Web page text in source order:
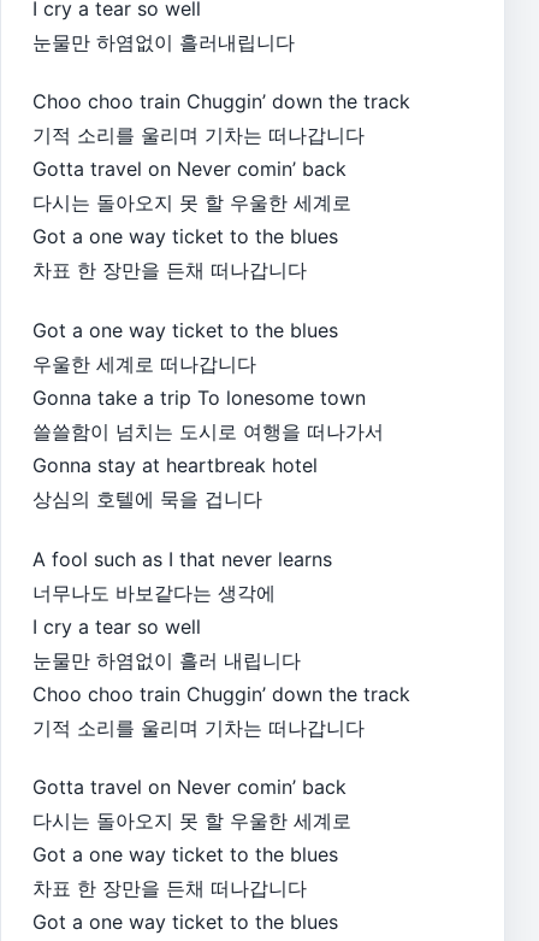
I cry a tear so well
눈물만 하염없이 흘러내립니다
Choo choo train Chuggin’ down the track
기적 소리를 울리며 기차는 떠나갑니다
Gotta travel on Never comin’ back
다시는 돌아오지 못 할 우울한 세계로
Got a one way ticket to the blues
차표 한 장만을 든채 떠나갑니다
Got a one way ticket to the blues
우울한 세계로 떠나갑니다
Gonna take a trip To lonesome town
쓸쓸함이 넘치는 도시로 여행을 떠나가서
Gonna stay at heartbreak hotel
상심의 호텔에 묵을 겁니다
A fool such as I that never learns
너무나도 바보같다는 생각에
I cry a tear so well
눈물만 하염없이 흘러 내립니다
Choo choo train Chuggin’ down the track
기적 소리를 울리며 기차는 떠나갑니다
Gotta travel on Never comin’ back
다시는 돌아오지 못 할 우울한 세계로
Got a one way ticket to the blues
차표 한 장만을 든채 떠나갑니다
Got a one way ticket to the blues